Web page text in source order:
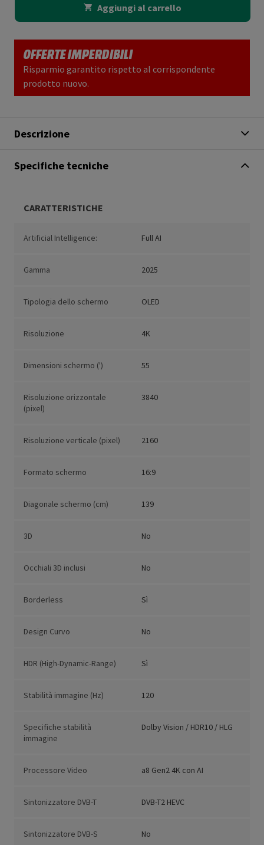
Aggiungi al carrello
OFFERTE IMPERDIBILI
Risparmio garantito rispetto al corrispondente
prodotto nuovo.
Descrizione
Specifiche tecniche
CARATTERISTICHE
Artificial Intelligence: Full AI
Gamma 2025
Tipologia dello schermo OLED
Risoluzione 4K
Dimensioni schermo (') 55
Risoluzione orizzontale
(pixel)
3840
Risoluzione verticale (pixel) 2160
Formato schermo 16:9
Diagonale schermo (cm) 139
3D No
Occhiali 3D inclusi No
Borderless Sì
Design Curvo No
HDR (High-Dynamic-Range) Sì
Stabilità immagine (Hz) 120
Specifiche stabilità
immagine
Dolby Vision / HDR10 / HLG
Processore Video a8 Gen2 4K con AI
Sintonizzatore DVB-T DVB-T2 HEVC
Sintonizzatore DVB-S No